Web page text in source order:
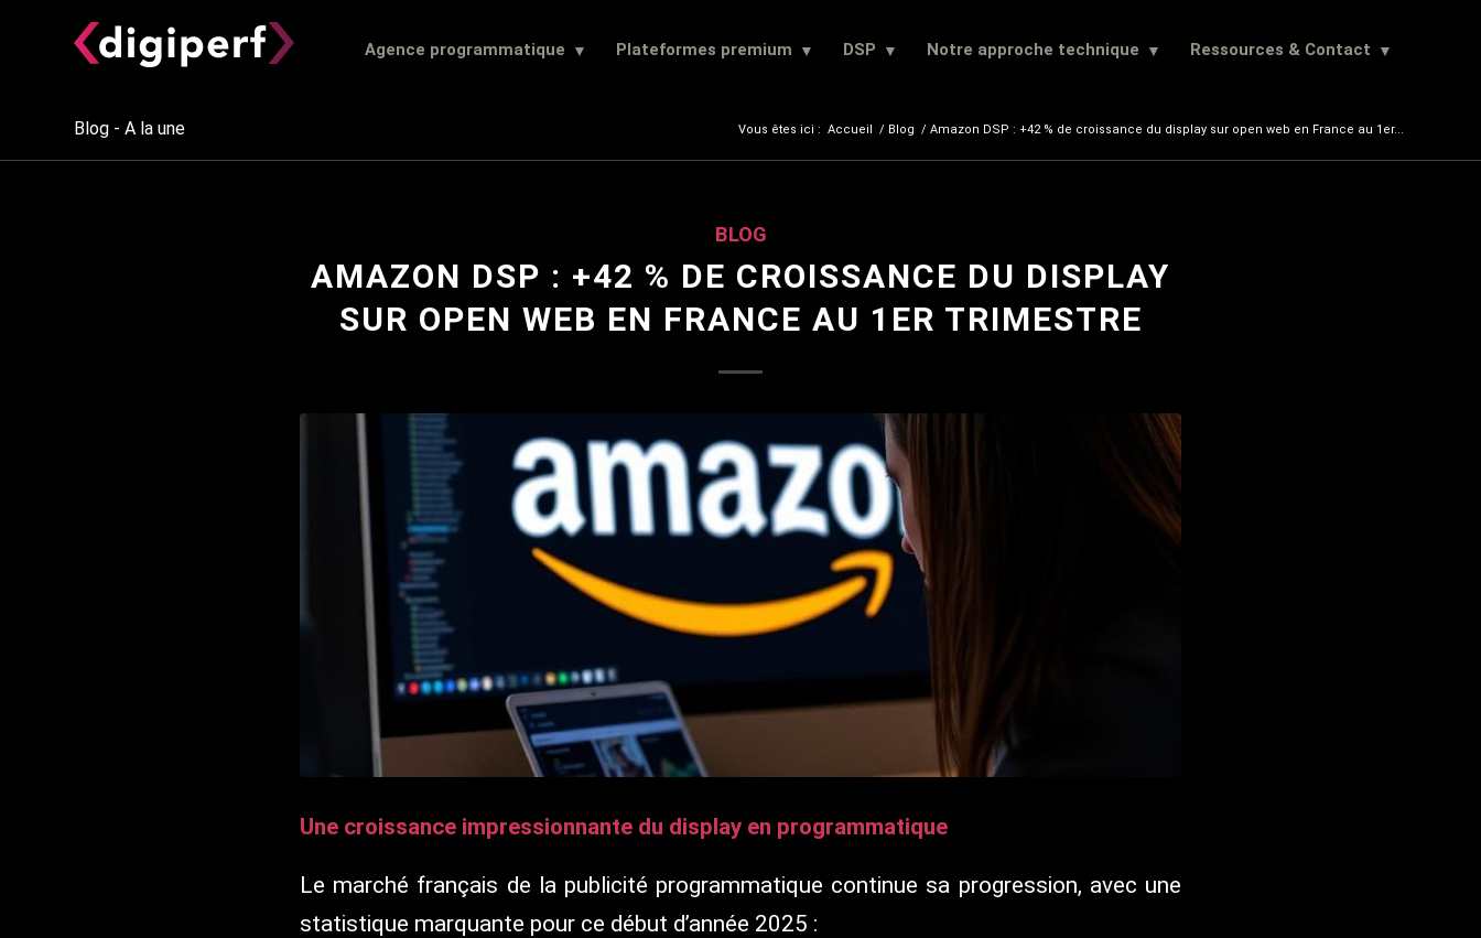
Agence programmatique Plateformes premium DSP Notre approche technique Ressources & Contact
Blog - A la une Vous êtes ici : Accueil / Blog / Amazon DSP : +42 % de croissance du display sur open web en France au 1er...
BLOG
AMAZON DSP : +42 % DE CROISSANCE DU DISPLAY
SUR OPEN WEB EN FRANCE AU 1ER TRIMESTRE
Une croissance impressionnante du display en programmatique
Le marché français de la publicité programmatique continue sa progression, avec une
statistique marquante pour ce début d’année 2025 :